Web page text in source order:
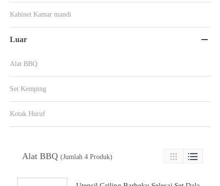
Kabinet Kamar mandi
Luar 
Alat BBQ
Set Kemping
Kotak Huruf
Alat BBQ (Jumlah 4 Produk)  